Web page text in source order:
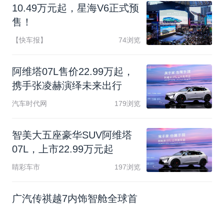
10.49万元起 ， 星海V6正式预
售 ！
【快车报】 74浏览
阿维塔07L售价22.99万起 ，
携手张凌赫演绎未来出行
汽车时代网 179浏览
智美大五座豪华SUV阿维塔
07L， 上市22.99万元起
睛彩车市 197浏览
广汽传祺越7内饰智舱全球首